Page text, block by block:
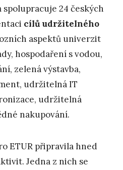
spolupracuje 24 českých
cílů udržitelného
aspektů univerzit
hospodaření s vodou,
zelená výstavba,
udržitelná IT
udržitelná
nakupování.
ETUR připravila hned
Jedna z nich se